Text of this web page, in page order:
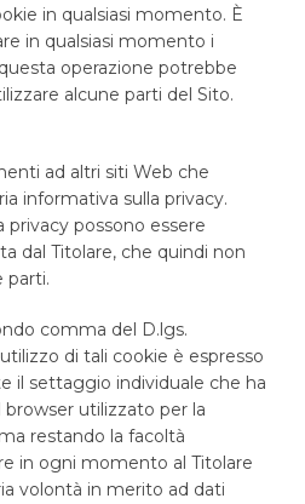
in qualsiasi momento. È
in qualsiasi momento i
operazione potrebbe
alcune parti del Sito.
ad altri siti Web che
informativa sulla privacy.
possono essere
dal Titolare, che quindi non
parti.
comma del D.lgs.
di tali cookie è espresso
il settaggio individuale che ha
utilizzato per la
restando la facoltà
in ogni momento al Titolare
volontà in merito ad dati